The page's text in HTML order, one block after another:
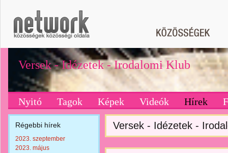
Versek - Idézetek - Irodalomi Klub
Nyitó Tagok Képek Videók Hírek
Régebbi hírek
2023. szeptember
2023. május
Versek - Idézetek -